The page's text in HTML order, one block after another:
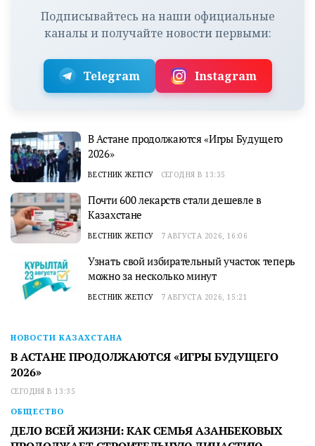
Подписывайтесь на наши официальные
каналы и получайте новости первыми:
Telegram Instagram
В Астане продолжаются «Игры Будущего
2026»
ВЕСТНИК ЖЕТІСУ СЕГОДНЯ В 13:35
Почти 600 лекарств стали дешевле в
Казахстане
ВЕСТНИК ЖЕТІСУ 7 АВГУСТА 2026, 16:06
Узнать свой избирательный участок теперь
можно за несколько минут
ВЕСТНИК ЖЕТІСУ 7 АВГУСТА 2026, 15:21
НОВОСТИ КАЗАХСТАНА
В АСТАНЕ ПРОДОЛЖАЮТСЯ «ИГРЫ БУДУЩЕГО
2026»
СЕГОДНЯ В 13:35
ОБЩЕСТВО
ДЕЛО ВСЕЙ ЖИЗНИ: КАК СЕМЬЯ АЗАНБЕКОВЫХ